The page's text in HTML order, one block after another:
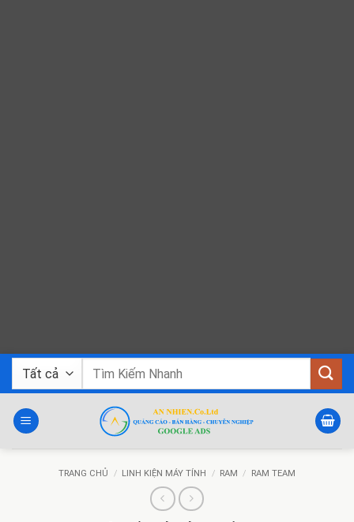
Bỏ
dung
Tìm
TRANG CHỦ / LINH KIỆN MÁY TÍNH / RAM / RAM TEAM